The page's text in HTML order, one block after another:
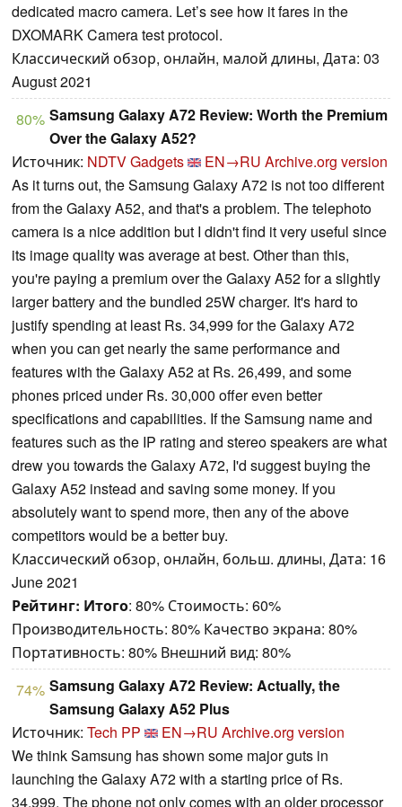
dedicated macro camera. Let’s see how it fares in the
DXOMARK Camera test protocol.
Классический обзор, онлайн, малой длины, Дата: 03
August 2021
80% Samsung Galaxy A72 Review: Worth the Premium
Over the Galaxy A52?
Источник: NDTV Gadgets EN→RU Archive.org version
As it turns out, the Samsung Galaxy A72 is not too different
from the Galaxy A52, and that's a problem. The telephoto
camera is a nice addition but I didn't find it very useful since
its image quality was average at best. Other than this,
you're paying a premium over the Galaxy A52 for a slightly
larger battery and the bundled 25W charger. It's hard to
justify spending at least Rs. 34,999 for the Galaxy A72
when you can get nearly the same performance and
features with the Galaxy A52 at Rs. 26,499, and some
phones priced under Rs. 30,000 offer even better
specifications and capabilities. If the Samsung name and
features such as the IP rating and stereo speakers are what
drew you towards the Galaxy A72, I'd suggest buying the
Galaxy A52 instead and saving some money. If you
absolutely want to spend more, then any of the above
competitors would be a better buy.
Классический обзор, онлайн, больш. длины, Дата: 16
June 2021
Рейтинг: Итого: 80% Стоимость: 60%
Производительность: 80% Качество экрана: 80%
Портативность: 80% Внешний вид: 80%
74% Samsung Galaxy A72 Review: Actually, the
Samsung Galaxy A52 Plus
Источник: Tech PP EN→RU Archive.org version
We think Samsung has shown some major guts in
launching the Galaxy A72 with a starting price of Rs.
34,999. The phone not only comes with an older processor